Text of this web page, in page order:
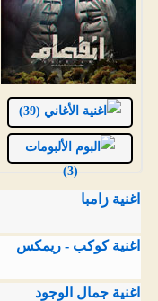
الأغاني (39)
الألبومات
(3)
اغنية زامبا
اغنية كوكب - ريمكس
اغنية جمال الوجود